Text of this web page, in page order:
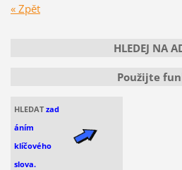
« Zpět
HLEDEJ NA
Použijte
HLEDAT zad
áním
klíčového
slova.